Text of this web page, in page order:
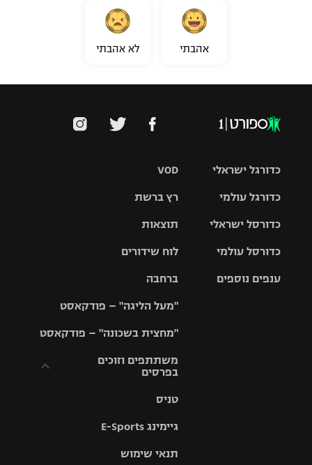
אהבתי לא אהבתי
VOD
רץ ברשת
תוצאות
לוח שידורים
ברחבה
"מעל הליגה" – פודקאסט
"מחצית בשכונה" – פודקאסט
משתתפים וזוכים
בפרסים
וזוכים בפרסים
תקנון עבור פעילות
טניס
גיימינג E-Sports
תנאי שימוש
כדורגל ישראלי
גביע הטוטו
כדורגל עולמי
האלופות
ליגה
כדורסל ישראלי
סל
כדורסל עולמי
ענפים נוספים